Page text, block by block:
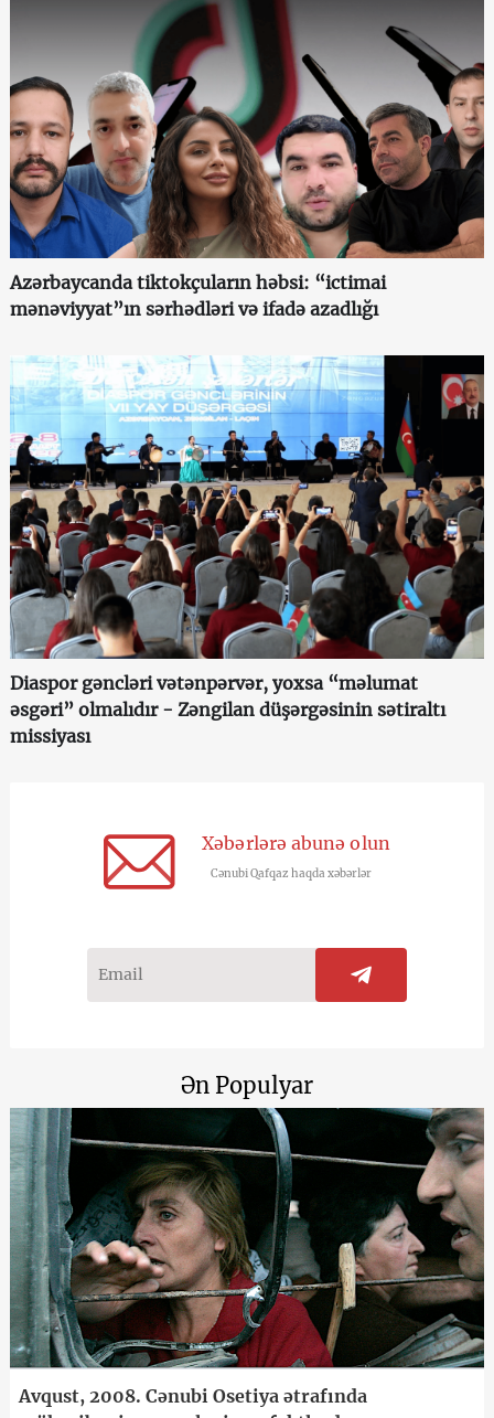
Azərbaycanda tiktokçuların həbsi: “ictimai
mənəviyyat”ın sərhədləri və ifadə azadlığı
Diaspor gəncləri vətənpərvər, yoxsa “məlumat
əsgəri” olmalıdır - Zəngilan düşərgəsinin sətiraltı
missiyası
Xəbərlərə abunə olun
Cənubi Qafqaz haqda xəbərlər
Ən Populyar
Avqust, 2008. Cənubi Osetiya ətrafında